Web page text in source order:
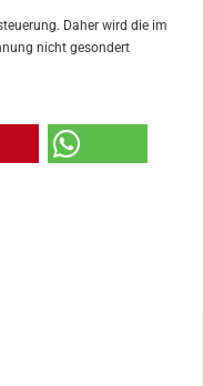
Daher wird die im
nicht gesondert